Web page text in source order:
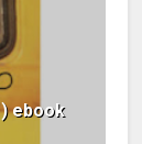
) ebook